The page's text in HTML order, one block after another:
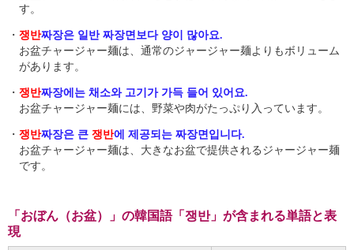
す。
・ 쟁반짜장은 일반 짜장면보다 양이 많아요.
お盆チャージャー麺は、通常のジャージャー麺よりもボリューム
があります。
・ 쟁반짜장에는 채소와 고기가 가득 들어 있어요.
お盆チャージャー麺には、野菜や肉がたっぷり入っています。
・ 쟁반짜장은 큰 쟁반에 제공되는 짜장면입니다.
お盆チャージャー麺は、大きなお盆で提供されるジャージャー麺
です。
「おぼん（お盆）」の韓国語「쟁반」が含まれる単語と表
現